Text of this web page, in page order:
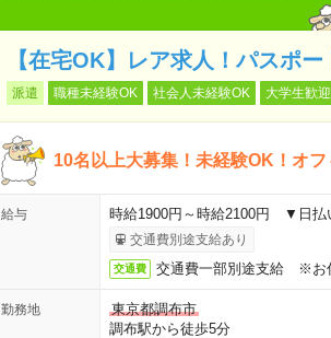
【在宅OK】レア求人！パスポ
派遣 職種未経験OK 社会人未経験OK 大学生歓迎
10名以上大募集！未経験OK！オ
給与 時給1900円～時給2100円 ▼日払
交通費別途支給あり
交通費 交通費一部別途支給 ※お
勤務地
東京都調布市
調布駅から徒歩5分